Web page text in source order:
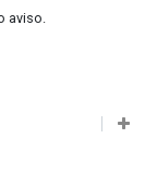
aviso.